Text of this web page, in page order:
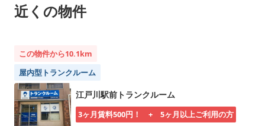
近くの物件
この物件から10.1km
屋内型トランクルーム
江戸川駅前トランクルーム
3ヶ月賃料500円！ + 5ヶ月以上ご利用の方